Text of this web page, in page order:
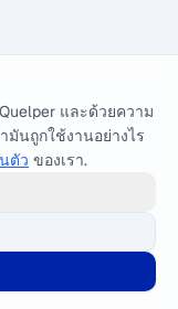
และด้วยความ
มันถูกใช้งานอย่างไร
ตัว ของเรา.